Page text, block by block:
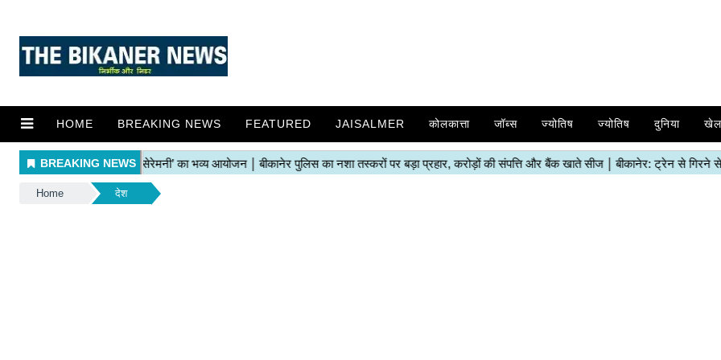
HOME BREAKING NEWS FEATURED JAISALMER कोलकात्ता जॉब्स ज्योतिष ज्योतिष दुनिया खेल
Home देश